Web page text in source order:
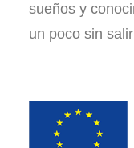
sueños y
un poco sin